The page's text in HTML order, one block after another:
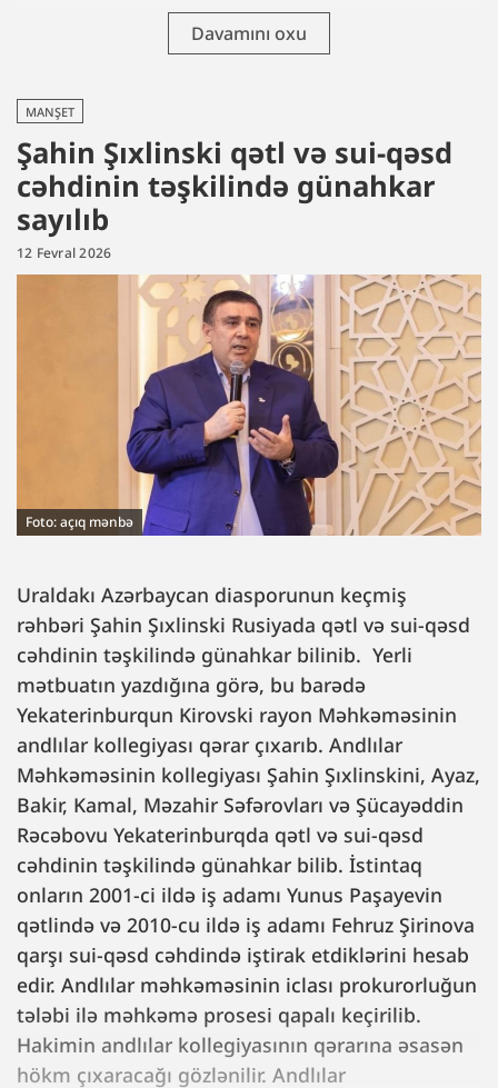
Davamını oxu
MANŞET
Şahin Şıxlinski qətl və sui-qəsd
cəhdinin təşkilində günahkar
sayılıb
12 Fevral 2026
Foto: açıq mənbə
Uraldakı Azərbaycan diasporunun keçmiş
rəhbəri Şahin Şıxlinski Rusiyada qətl və sui-qəsd
cəhdinin təşkilində günahkar bilinib. Yerli
mətbuatın yazdığına görə, bu barədə
Yekaterinburqun Kirovski rayon Məhkəməsinin
andlılar kollegiyası qərar çıxarıb. Andlılar
Məhkəməsinin kollegiyası Şahin Şıxlinskini, Ayaz,
Bakir, Kamal, Məzahir Səfərovları və Şücayəddin
Rəcəbovu Yekaterinburqda qətl və sui-qəsd
cəhdinin təşkilində günahkar bilib. İstintaq
onların 2001-ci ildə iş adamı Yunus Paşayevin
qətlində və 2010-cu ildə iş adamı Fehruz Şirinova
qarşı sui-qəsd cəhdində iştirak etdiklərini hesab
edir. Andlılar məhkəməsinin iclası prokurorluğun
tələbi ilə məhkəmə prosesi qapalı keçirilib.
Hakimin andlılar kollegiyasının qərarına əsasən
hökm çıxaracağı gözlənilir. Andlılar